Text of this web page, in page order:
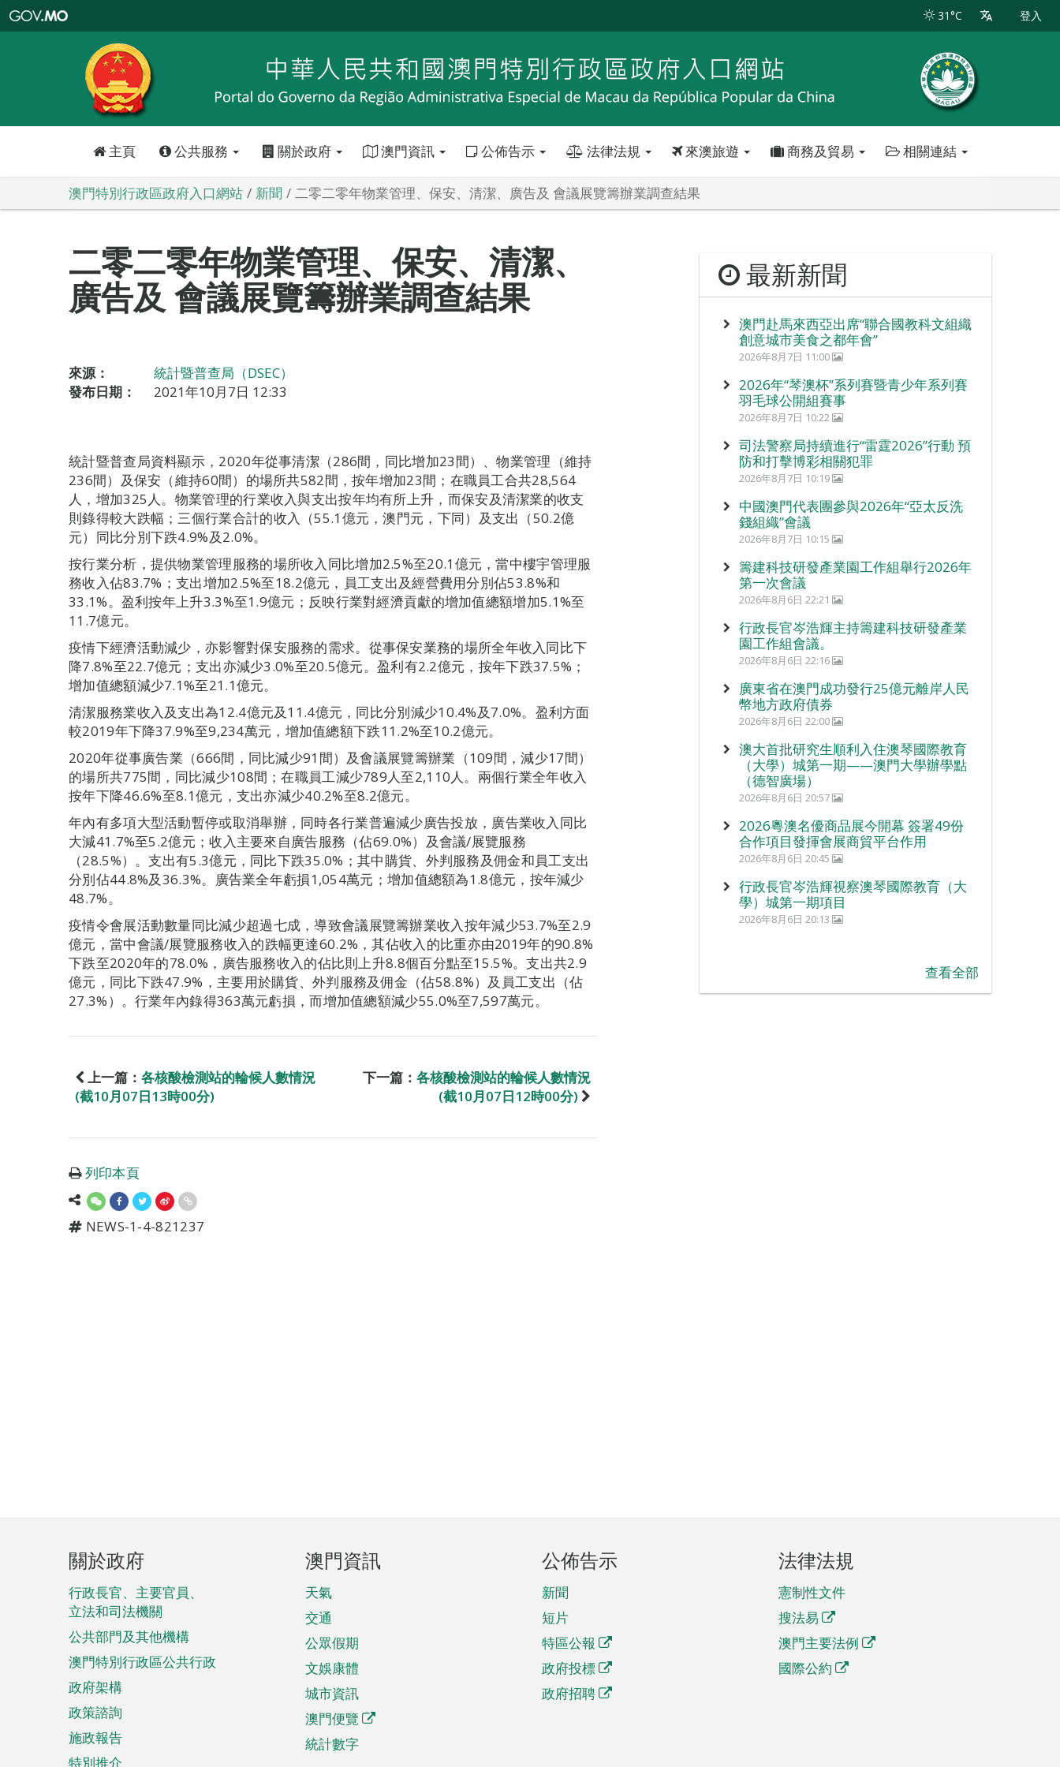
特
政
區
政
口
31°C 登入
主頁 公共服務 關於政府 澳門資訊 公佈告示 法律法規 來澳旅遊 商務及貿易 相關連結
澳門特別行政區政府入口網站 新聞 二零二零年物業管理、保安、清潔、廣告及 會議展覽籌辦業調查結果
二零二零年物業管理、保安、清潔、
廣告及 會議展覽籌辦業調查結果
來源：
統計暨普查局（DSEC）
發布日期：
2021年10月7日 12:33
統計暨普查局資料顯示，2020年從事清潔（286間，同比增加23間）、物業管理（維持
236間）及保安（維持60間）的場所共582間，按年增加23間；在職員工合共28,564
人，增加325人。物業管理的行業收入與支出按年均有所上升，而保安及清潔業的收支
則錄得較大跌幅；三個行業合計的收入（55.1億元，澳門元，下同）及支出（50.2億
元）同比分別下跌4.9%及2.0%。
按行業分析，提供物業管理服務的場所收入同比增加2.5%至20.1億元，當中樓宇管理服
務收入佔83.7%；支出增加2.5%至18.2億元，員工支出及經營費用分別佔53.8%和
33.1%。盈利按年上升3.3%至1.9億元；反映行業對經濟貢獻的增加值總額增加5.1%至
11.7億元。
疫情下經濟活動減少，亦影響對保安服務的需求。從事保安業務的場所全年收入同比下
降7.8%至22.7億元；支出亦減少3.0%至20.5億元。盈利有2.2億元，按年下跌37.5%；
增加值總額減少7.1%至21.1億元。
清潔服務業收入及支出為12.4億元及11.4億元，同比分別減少10.4%及7.0%。盈利方面
較2019年下降37.9%至9,234萬元，增加值總額下跌11.2%至10.2億元。
2020年從事廣告業（666間，同比減少91間）及會議展覽籌辦業（109間，減少17間）
的場所共775間，同比減少108間；在職員工減少789人至2,110人。兩個行業全年收入
按年下降46.6%至8.1億元，支出亦減少40.2%至8.2億元。
年內有多項大型活動暫停或取消舉辦，同時各行業普遍減少廣告投放，廣告業收入同比
大減41.7%至5.2億元；收入主要來自廣告服務（佔69.0%）及會議/展覽服務
（28.5%）。支出有5.3億元，同比下跌35.0%；其中購貨、外判服務及佣金和員工支出
分別佔44.8%及36.3%。廣告業全年虧損1,054萬元；增加值總額為1.8億元，按年減少
48.7%。
疫情令會展活動數量同比減少超過七成，導致會議展覽籌辦業收入按年減少53.7%至2.9
億元，當中會議/展覽服務收入的跌幅更達60.2%，其佔收入的比重亦由2019年的90.8%
下跌至2020年的78.0%，廣告服務收入的佔比則上升8.8個百分點至15.5%。支出共2.9
億元，同比下跌47.9%，主要用於購貨、外判服務及佣金（佔58.8%）及員工支出（佔
27.3%）。行業年內錄得363萬元虧損，而增加值總額減少55.0%至7,597萬元。
上一篇： 各核酸檢測站的輪候人數情況
(截10月07日13時00分)
下一篇： 各核酸檢測站的輪候人數情況
(截10月07日12時00分)
列印本頁
NEWS-1-4-821237
最新新聞
澳門赴馬來西亞出席“聯合國教科文組織
創意城市美食之都年會”
2026年8月7日 11:00
2026年“琴澳杯”系列賽暨青少年系列賽
羽毛球公開組賽事
2026年8月7日 10:22
司法警察局持續進行“雷霆2026”行動 預
防和打擊博彩相關犯罪
2026年8月7日 10:19
中國澳門代表團參與2026年“亞太反洗
錢組織”會議
2026年8月7日 10:15
籌建科技研發產業園工作組舉行2026年
第一次會議
2026年8月6日 22:21
行政長官岑浩輝主持籌建科技研發產業
園工作組會議。
2026年8月6日 22:16
廣東省在澳門成功發行25億元離岸人民
幣地方政府債券
2026年8月6日 22:00
澳大首批研究生順利入住澳琴國際教育
（大學）城第一期——澳門大學辦學點
（德智廣場）
2026年8月6日 20:57
2026粵澳名優商品展今開幕 簽署49份
合作項目發揮會展商貿平台作用
2026年8月6日 20:45
行政長官岑浩輝視察澳琴國際教育（大
學）城第一期項目
2026年8月6日 20:13
查看全部
頁
腳
菜
單
關於政府
行政長官、主要官員、
立法和司法機關
公共部門及其他機構
澳門特別行政區公共行政
政府架構
政策諮詢
施政報告
特別推介
澳門資訊
天氣
交通
公眾假期
文娛康體
城市資訊
澳門便覽
統計數字
公佈告示
新聞
短片
特區公報
政府投標
政府招聘
法律法規
憲制性文件
搜法易
澳門主要法例
國際公約